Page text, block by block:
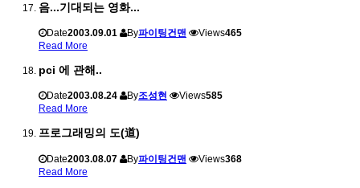
음...기대되는 영화...
Date2003.09.01 By파이팅건맨 Views465
Read More
pci 에 관해..
Date2003.08.24 By조성현 Views585
Read More
프로그래밍의 도(道)
Date2003.08.07 By파이팅건맨 Views368
Read More